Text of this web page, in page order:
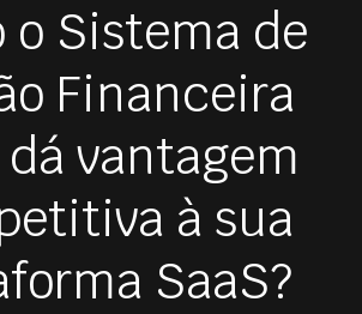
o Sistema de
Financeira
vantagem
à sua
SaaS?